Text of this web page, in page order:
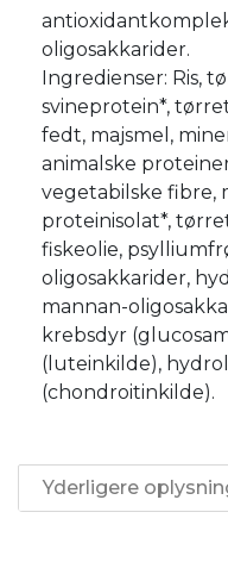
oligosakkarider.
Ingredienser: Ris,
svineprotein*,
fedt, majsmel,
animalske
vegetabilske fibre,
proteinisolat*,
fiskeolie,
oligosakkarider,
mannan-
krebsdyr
(luteinkilde),
(chondroitinkilde).
Yderligere